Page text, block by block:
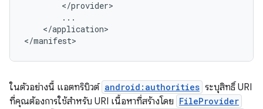
</application>
</manifest>
ในตัวอย่างนี้ แอตทริบิวต์ android:authorities ระบุสิทธิ์ URI
ที่คุณต้องการใช้สำหรับ URI เนื้อหาที่สร้างโดย FileProvider